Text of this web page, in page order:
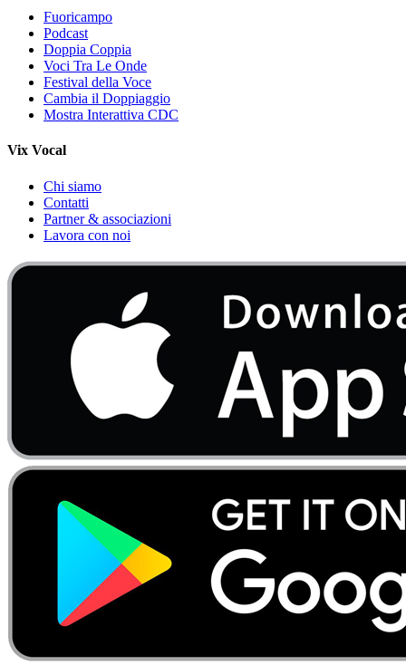
Fuoricampo
Podcast
Doppia Coppia
Voci Tra Le Onde
Festival della Voce
Cambia il Doppiaggio
Mostra Interattiva CDC
Vix Vocal
Chi siamo
Contatti
Partner & associazioni
Lavora con noi